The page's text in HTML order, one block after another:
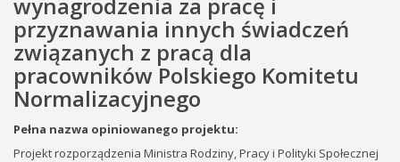
przyznawania innych świadczeń
związanych z pracą dla
pracowników Polskiego Komitetu
Normalizacyjnego
Pełna nazwa opiniowanego projektu:
Projekt rozporządzenia Ministra Rodziny, Pracy i Polityki Społecznej